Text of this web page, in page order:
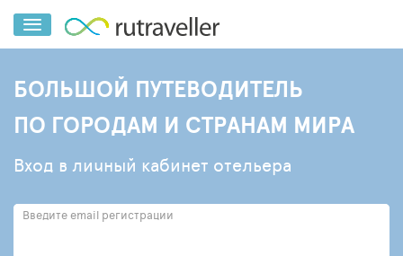
БОЛЬШОЙ ПУТЕВОДИТЕЛЬ
ПО ГОРОДАМ И СТРАНАМ МИРА
Вход в личный кабинет отельера
Введите email регистрации